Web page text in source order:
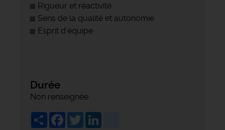
Rigueur et réactivité
Sens de la qualité et autonomie
Esprit d’équipe
Durée
Non renseignée
ShareFacebook
Twitter